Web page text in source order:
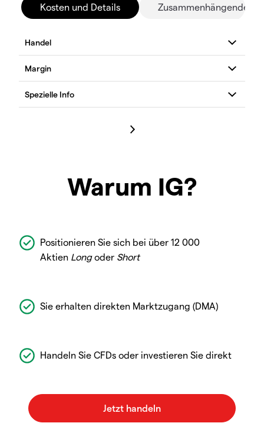
Kosten und Details Zusammenhängende
Warum IG?
Positionieren Sie sich bei über 12 000
Aktien Longoder Short
Sie erhalten direkten Marktzugang (DMA)
Handeln Sie CFDs oder investieren Sie direkt